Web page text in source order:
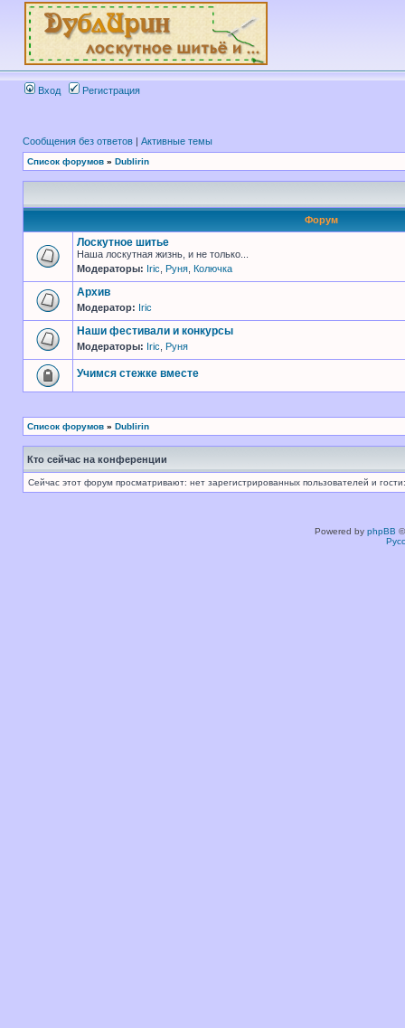
Вход Регистрация
Сообщения без ответов | Активные темы
Список форумов » Dublirin
Форум
Лоскутное шитье
Наша лоскутная жизнь, и не только...
Модераторы: Iric Руня Колючка
Архив
Модератор: Iric
Наши фестивали и конкурсы
Модераторы: Iric Руня
Учимся стежке вместе
Список форумов » Dublirin
Кто сейчас на конференции
Сейчас этот форум просматривают: нет зарегистрированных пользователей и
Powered by phpBB